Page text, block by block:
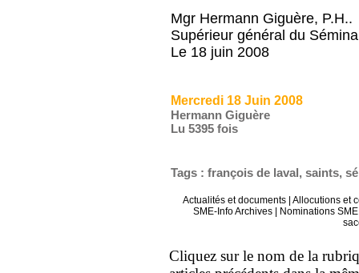
Mgr Hermann Giguère, P.H..
Supérieur général du
Le 18 juin 2008
Mercredi 18 Juin 2008
Hermann Giguère
Lu 5395 fois
Tags :françois de laval,saints,
Actualités et documents
Allocutions et
SME-Info Archives
Nominations
Cliquez sur le nom de la